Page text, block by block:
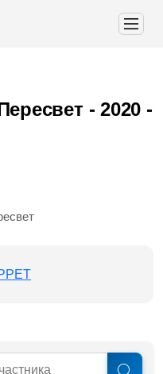
- 2020 -